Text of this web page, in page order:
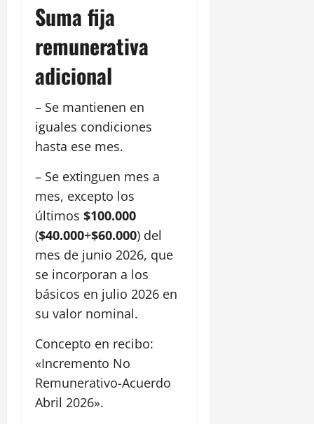
Suma fija
remunerativa
adicional
– Se mantienen en
iguales condiciones
hasta ese mes.
– Se extinguen mes a
mes, excepto los
últimos $100.000
($40.000+$60.000) del
mes de junio 2026, que
se incorporan a los
básicos en julio 2026 en
su valor nominal.
Concepto en recibo:
«Incremento No
Remunerativo-Acuerdo
Abril 2026».